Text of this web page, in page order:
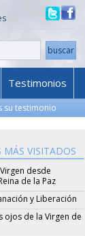
Testimonios
su testimonio
MÁS VISITADOS
desde
de la Paz
y Liberación
ojos de la Virgen de